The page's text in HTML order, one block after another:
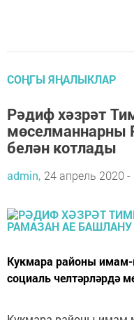
СОҢГЫ ЯҢАЛЫКЛАР
Рәдиф хәзрәт
мөселманнарны
белән котлады
admin, 24 апрель 2020 -
Кукмара районы имам-
социаль челтәрләрдә